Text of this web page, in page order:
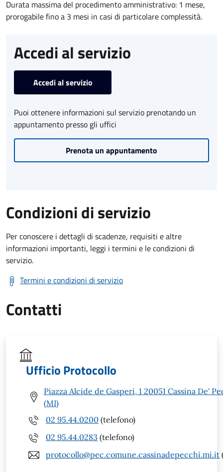
Durata massima del procedimento amministrativo: 1 mese,
prorogabile fino a 3 mesi in casi di particolare complessità.
Accedi al servizio
Accedi al servizio
Puoi ottenere informazioni sul servizio prenotando un
appuntamento presso gli uffici
Prenota un appuntamento
Condizioni di servizio
Per conoscere i dettagli di scadenze, requisiti e altre
informazioni importanti, leggi i termini e le condizioni di
servizio.
Termini e condizioni di servizio
Contatti
Ufficio Protocollo
Piazza Alcide de Gasperi, 1 20051 Cassina De'
(MI)
02 95.44.0200 (telefono)
02 95.44.0283 (telefono)
protocollo@pec.comune.cassinadepecchi.mi.it